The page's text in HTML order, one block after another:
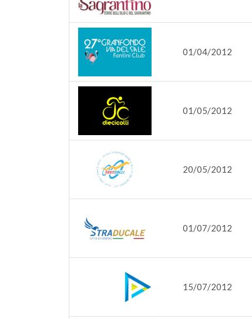
01/04/2012
01/05/2012
20/05/2012
01/07/2012
15/07/2012